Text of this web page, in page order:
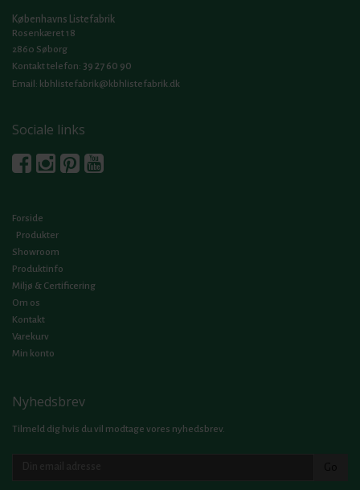
Københavns Listefabrik
Rosenkæret 18
2860 Søborg
Kontakt telefon: 39 27 60 90
Email: kbhlistefabrik@kbhlistefabrik.dk
Sociale links
Forside
Produkter
Showroom
Produktinfo
Miljø & Certificering
Om os
Kontakt
Varekurv
Min konto
Nyhedsbrev
Tilmeld dig hvis du vil modtage vores nyhedsbrev.